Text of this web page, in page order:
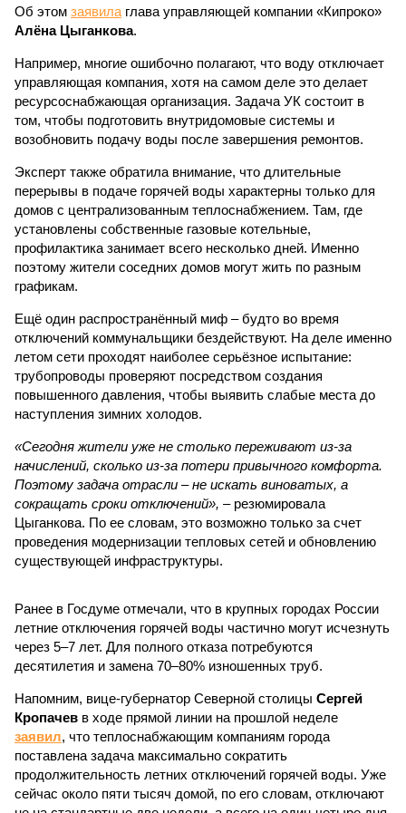
Об этом заявила глава управляющей компании «Кипроко»
Алёна Цыганкова.
Например, многие ошибочно полагают, что воду отключает
управляющая компания, хотя на самом деле это делает
ресурсоснабжающая организация. Задача УК состоит в
том, чтобы подготовить внутридомовые системы и
возобновить подачу воды после завершения ремонтов.
Эксперт также обратила внимание, что длительные
перерывы в подаче горячей воды характерны только для
домов с централизованным теплоснабжением. Там, где
установлены собственные газовые котельные,
профилактика занимает всего несколько дней. Именно
поэтому жители соседних домов могут жить по разным
графикам.
Ещё один распространённый миф – будто во время
отключений коммунальщики бездействуют. На деле именно
летом сети проходят наиболее серьёзное испытание:
трубопроводы проверяют посредством создания
повышенного давления, чтобы выявить слабые места до
наступления зимних холодов.
«Сегодня жители уже не столько переживают из-за
начислений, сколько из-за потери привычного комфорта.
Поэтому задача отрасли – не искать виноватых, а
сокращать сроки отключений», – резюмировала
Цыганкова. По ее словам, это возможно только за счет
проведения модернизации тепловых сетей и обновлению
существующей инфраструктуры.
Ранее в Госдуме отмечали, что в крупных городах России
летние отключения горячей воды частично могут исчезнуть
через 5–7 лет. Для полного отказа потребуются
десятилетия и замена 70–80% изношенных труб.
Напомним, вице-губернатор Северной столицы Сергей
Кропачев в ходе прямой линии на прошлой неделе
заявил, что теплоснабжающим компаниям города
поставлена задача максимально сократить
продолжительность летних отключений горячей воды. Уже
сейчас около пяти тысяч домой, по его словам, отключают